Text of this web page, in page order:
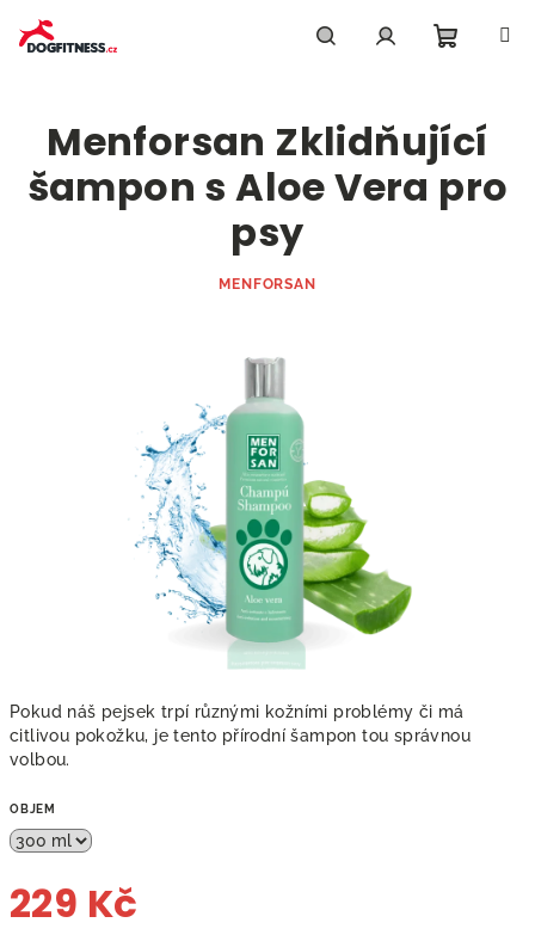
obsah
košík
Pokud náš pejsek trpí různými kožními problémy či má
citlivou pokožku, je tento přírodní šampon tou správnou
volbou.
OBJEM
229 Kč
Menforsan Zklidňující
šampon s Aloe Vera pro
psy
MENFORSAN